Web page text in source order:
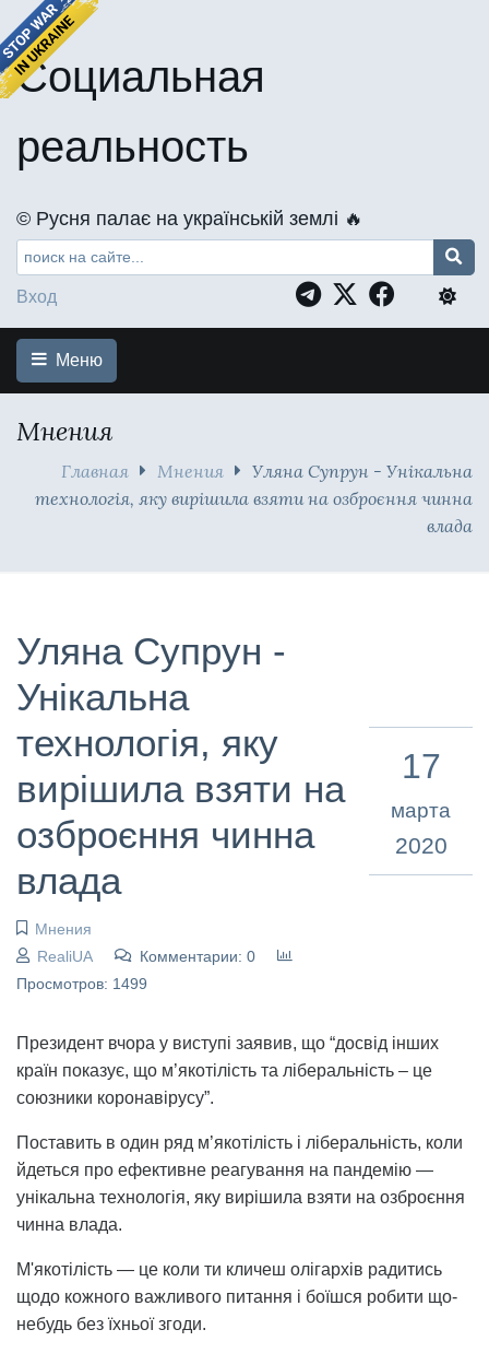
Социальная
реальность
©️ Русня палає на українській землі 🔥
Вход
Меню
Мнения
Главная Мнения
Уляна Супрун - Унікальна
технологія, яку вирішила взяти на озброєння чинна
влада
Уляна Супрун -
Унікальна
технологія, яку
вирішила взяти на
озброєння чинна
влада
Мнения
RealiUA
Комментарии: 0
Просмотров: 1499
17
марта
2020
Президент вчора у виступі заявив, що “досвід інших
країн показує, що м’якотілість та ліберальність – це
союзники коронавірусу”.
Поставить в один ряд м’якотілість і ліберальність, коли
йдеться про ефективне реагування на пандемію —
унікальна технологія, яку вирішила взяти на озброєння
чинна влада.
М'якотілість — це коли ти кличеш олігархів радитись
щодо кожного важливого питання і боїшся робити що-
небудь без їхньої згоди.